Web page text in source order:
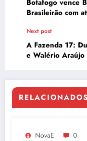
Botafogo vence
Brasileirão com
Next post
A Fazenda 17:
e Walério Araújo
RELACIONADOS
NovaE 0